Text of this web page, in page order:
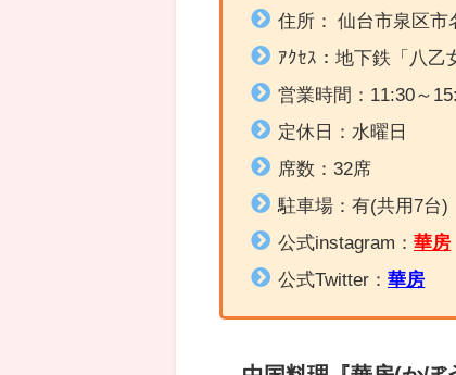
住所：
仙台市泉区市
ｱｸｾｽ：地下鉄「八乙
営業時間： 11:30～
定休日：水曜日
席数：32席
駐車場：有(共用7台)
公式instagram：華房
公式Twitter：華房